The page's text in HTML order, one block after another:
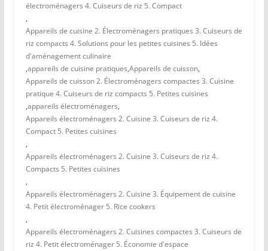
électroménagers 4. Cuiseurs de riz 5. Compact
,
Appareils de cuisine 2. Électroménagers pratiques 3. Cuiseurs de
riz compacts 4. Solutions pour les petites cuisines 5. Idées
d'aménagement culinaire
,appareils de cuisine pratiques,Appareils de cuisson,
Appareils de cuisson 2. Électroménagers compactes 3. Cuisine
pratique 4. Cuiseurs de riz compacts 5. Petites cuisines
,appareils électroménagers,
Appareils électroménagers 2. Cuisine 3. Cuiseurs de riz 4.
Compact 5. Petites cuisines
,
Appareils électroménagers 2. Cuisine 3. Cuiseurs de riz 4.
Compacts 5. Petites cuisines
,
Appareils électroménagers 2. Cuisine 3. Équipement de cuisine
4. Petit électroménager 5. Rice cookers
,
Appareils électroménagers 2. Cuisines compactes 3. Cuiseurs de
riz 4. Petit électroménager 5. Économie d'espace